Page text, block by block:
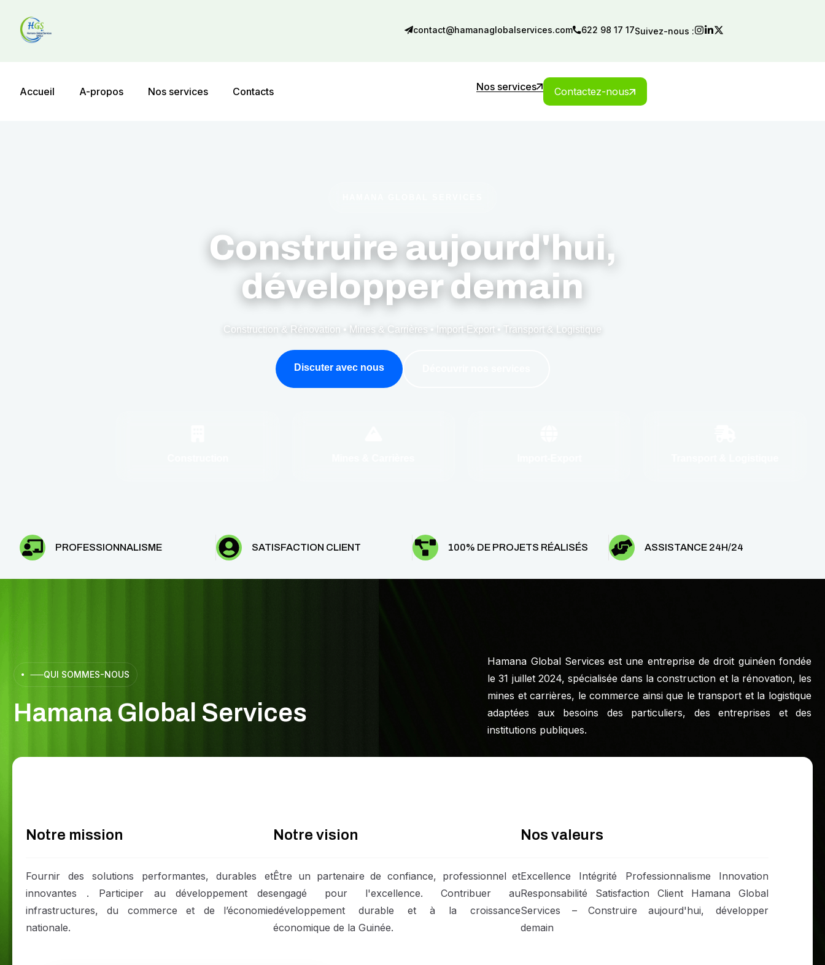
contact@hamanaglobalservices.com 622 98 17 17Suivez-nous :
Accueil A-propos Nos services Contacts Nos services Contactez-nous
Construire aujourd'hui,
développer demain
Construction & Rénovation • Mines & Carrières • Import-Export • Transport & Logistique
Discuter avec nous
PROFESSIONNALISME SATISFACTION CLIENT 100% DE PROJETS RÉALISÉS ASSISTANCE 24H/24
QUI SOMMES-NOUS
Hamana G oba Services
Hamana Global Services est une entreprise de droit guinéen fondée
le 31 juillet 2024, spécialisée dans la construction et la rénovation, les
mines et carrières, le commerce ainsi que le transport et la logistique
adaptées aux besoins des particuliers, des entreprises et des
institutions publiques.
Notre mission
Fournir des solutions performantes, durables et
innovantes . Participer au développement des
infrastructures, du commerce et de l’économie
nationale.
Notre vision
Être un partenaire de confiance, professionnel et
engagé pour l'excellence. Contribuer au
développement durable et à la croissance
économique de la Guinée.
Nos valeurs
Excellence Intégrité Professionnalisme Innovation
Responsabilité Satisfaction Client Hamana Global
Services – Construire aujourd'hui, développer
demain